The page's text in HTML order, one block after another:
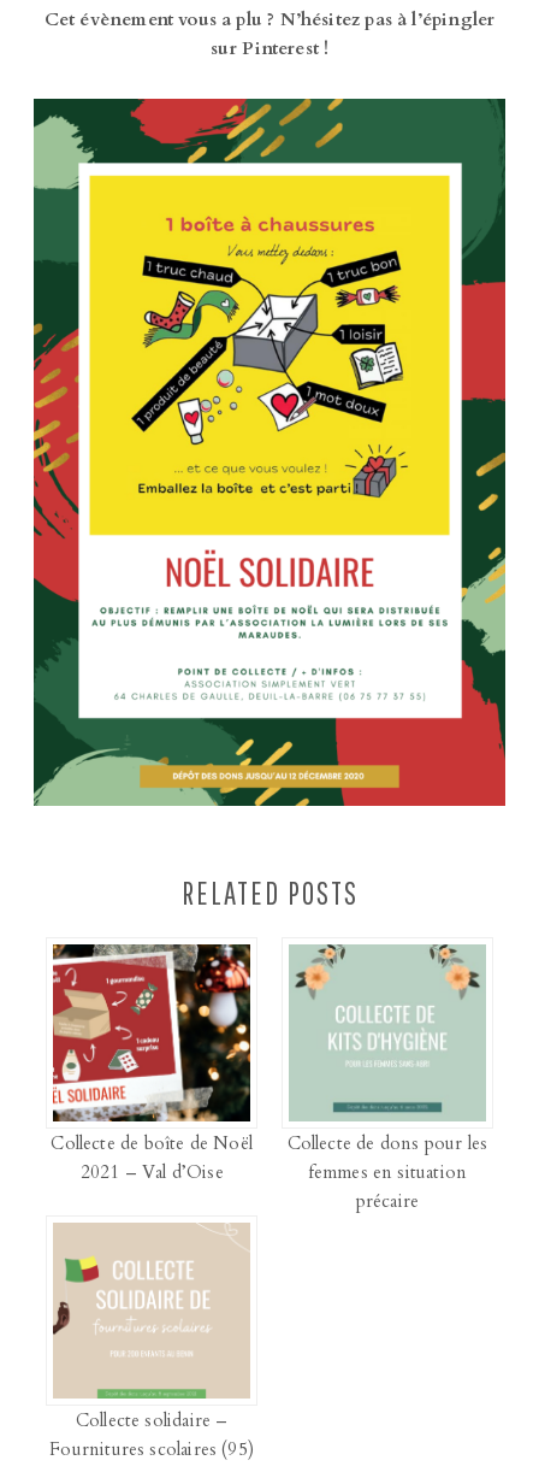
Cet évènement vous a plu ? N’hésitez pas à l’épingler
sur Pinterest !
RELATED POSTS
Collecte de boîte de Noël
2021 – Val d’Oise
Collecte de dons pour les
femmes en situation
précaire
Collecte solidaire –
Fournitures scolaires (95)